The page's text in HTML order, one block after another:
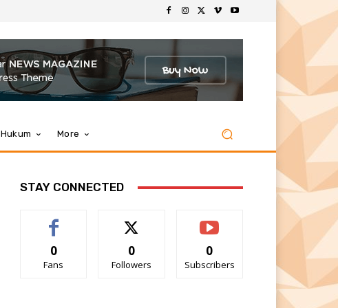
Hukum More
STAY CONNECTED
0
Fans
0
Followers
0
Subscribers